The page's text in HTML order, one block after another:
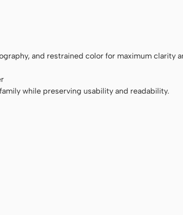
and restrained color for maximum clarity
while preserving usability and readability.